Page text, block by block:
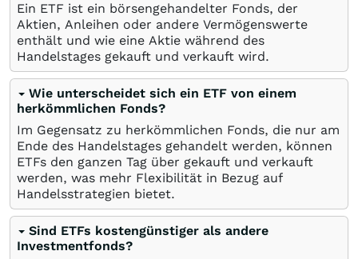
Ein ETF ist ein börsengehandelter Fonds, der
Aktien, Anleihen oder andere Vermögenswerte
enthält und wie eine Aktie während des
Handelstages gekauft und verkauft wird.
Wie unterscheidet sich ein ETF von einem
herkömmlichen Fonds?
Im Gegensatz zu herkömmlichen Fonds, die nur am
Ende des Handelstages gehandelt werden, können
ETFs den ganzen Tag über gekauft und verkauft
werden, was mehr Flexibilität in Bezug auf
Handelsstrategien bietet.
Sind ETFs kostengünstiger als andere
Investmentfonds?